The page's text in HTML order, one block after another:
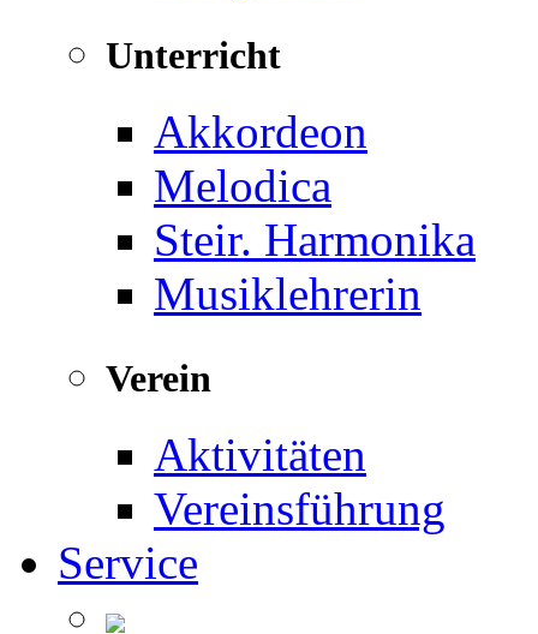
Unterricht
Akkordeon
Melodica
Steir. Harmonika
Musiklehrerin
Verein
Aktivitäten
Vereinsführung
Service